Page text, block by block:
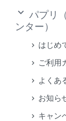
keyboard_arrow_down パプリ
ンター）
はじめ
ご利用
よくあ
お知ら
キャン